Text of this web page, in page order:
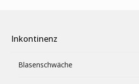
Inkontinenz
Blasenschwäche